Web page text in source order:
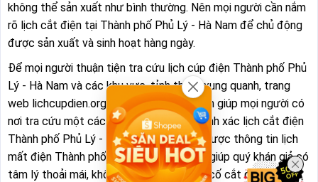
không thể sản xuất như bình thường. Nên mọi người cần nắm
rõ lịch cắt điện tại Thành phố Phủ Lý - Hà Nam để chủ động
được sản xuất và sinh hoạt hàng ngày.
Để mọi người thuận tiện tra cứu lịch cúp điện Thành phố Phủ
Lý - Hà Nam và các khu vực, tỉnh thành xung quanh, trang
web lichcupdien.org ra đời với mong muốn giúp mọi người có
nơi tra cứu một cách nhanh chóng và chính xác lịch cắt điện
Thành phố Phủ Lý - Hà Nam. Khi nắm rõ được thông tin lịch
mất điện Thành phố Phủ Lý - Hà Nam sẽ giúp quý khán giả có
tâm lý thoải mái, không bị bất ngờ khi sự cố cắt điện diễn ra.